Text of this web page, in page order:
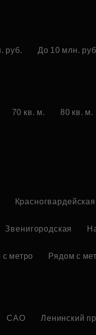
руб. До 10 млн.
70 кв. м. 80 кв. м.
Красногвардейская
Звенигородская
с метро Рядом с
САО Ленинский